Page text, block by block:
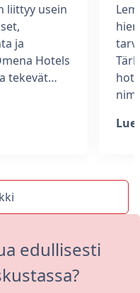
liittyy usein
ja
Hotels
tekevät…
edullisesti